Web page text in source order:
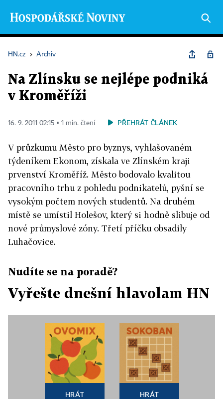
HN.cz › Archiv
Na Zlínsku se nejlépe podniká
v Kroměříži
16. 9. 2011 02:15 ▪ 1 min. čtení PŘEHRÁT ČLÁNEK
V průzkumu Město pro byznys, vyhlašovaném
týdeníkem Ekonom, získala ve Zlínském kraji
prvenství Kroměříž. Město bodovalo kvalitou
pracovního trhu z pohledu podnikatelů, pyšní se
vysokým počtem nových studentů. Na druhém
místě se umístil Holešov, který si hodně slibuje od
nové průmyslové zóny. Třetí příčku obsadily
Luhačovice.
Nudíte se na poradě?
Vyřešte dnešní hlavolam HN
HRÁT HRÁT